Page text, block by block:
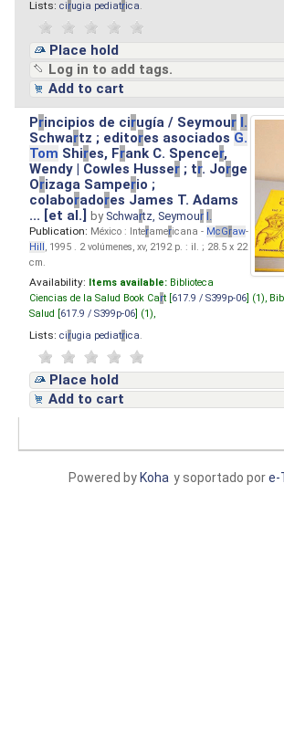
Lists: cirugia pediatrica
Place hold
Log in to add tags.
Add to cart
Principios de cirugía / Seymour I.
Schwartz ; editores asociados G.
Tom Shires, Frank C. Spencer,
Wendy | Cowles Husser ; tr. Jorge
Orizaga Samperio ;
colaboradores James T. Adams
... [et al.]by Schwartz, Seymour I.
Publication: México : Interamericana - McGraw-
Hill, 1995 . 2 volúmenes, xv, 2192 p. : il. ; 28.5 x 22
cm.
Availability: Items available: Biblioteca
Ciencias de la Salud Book Cart [ 617.9 / S399p-06 ] (1),
Salud [ 617.9 / S399p-06 ] (1),
Lists: cirugia pediatrica
Place hold
Add to cart
y soportado pore-
Powered by Koha